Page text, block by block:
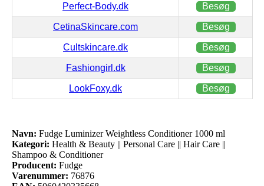
Perfect-Body.dk Besøg
CetinaSkincare.com Besøg
Cultskincare.dk Besøg
Fashiongirl.dk Besøg
LookFoxy.dk Besøg
Navn: Fudge Luminizer Weightless Conditioner 1000 ml
Kategori: Health & Beauty || Personal Care || Hair Care ||
Shampoo & Conditioner
Producent: Fudge
Varenummer: 76876